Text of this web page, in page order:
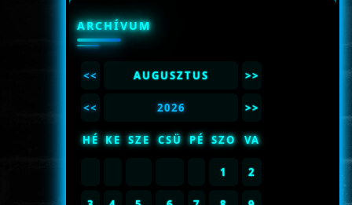
ARCHÍVUM
<< AUGUSZTUS >>
<< 2026 >>
HÉ KE SZE CSÜ PÉ SZO VA
1 2